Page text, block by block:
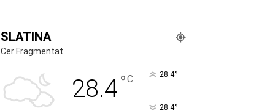
SLATINA
Cer Fragmentat
28.4°C 28.4°
28.4°